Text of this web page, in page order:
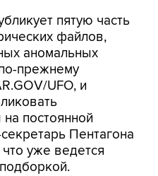
пятую часть
файлов,
аномальных
прежнему
UFO, и
постоянной
Пентагона
уже ведется